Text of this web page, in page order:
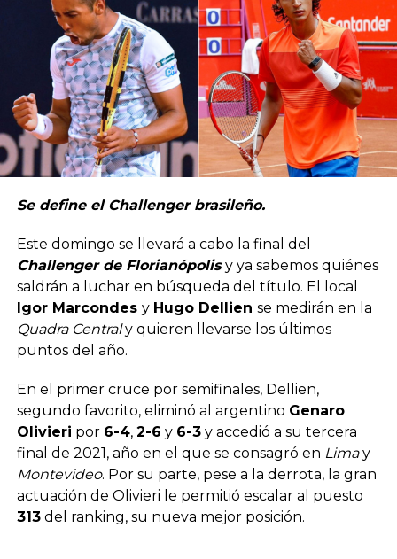
Se define el Challenger brasileño.
Este domingo se llevará a cabo la final del
Challenger de Florianópolisy ya sabemos quiénes
saldrán a luchar en búsqueda del título. El local
Igor Marcondes y Hugo Dellien se medirán en la
Quadra Centraly quieren llevarse los últimos
puntos del año.
En el primer cruce por semifinales, Dellien,
segundo favorito, eliminó al argentino Genaro
Olivieri por 6-4, 2-6 y 6-3y accedió a su tercera
final de 2021, año en el que se consagró en Limay
Montevideo. Por su parte, pese a la derrota, la gran
actuación de Olivieri le permitió escalar al puesto
313del ranking, su nueva mejor posición.